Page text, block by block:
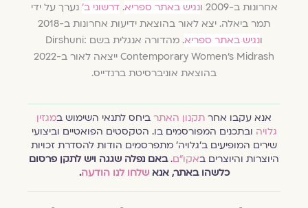
אחרונות ב-2009 ו
נגיש באתר ספריא.דרשוני ב׳נערך על ידי
תמר ביאלה. יצא לאור בהוצאת ידיעות אחרונות ב-2018
נגיש באתר ספריא
. מהדורה אנגלית בשם Dirshuni:
Contemporary Women's Midrash ייצאה לאור ב-2022
בהוצאת אוניברסיטת ברנדייס.
אנא עקבו אחרתקנון האתרביחס לתנאי השימוש ב מגזין
גלויהובתכנים המפורסמים בו. הטקסטים הפואטיים וביצועי
שירים המופיעים ב׳גלויה׳ מתפרסמים הודות להסדרת זכויות
היוצרות והיוצרים ב אקו״ם.באם נפלה שגגה ויש לתקן פרסום
כלשהו באתר, אנאשלחו לנו הודעה.